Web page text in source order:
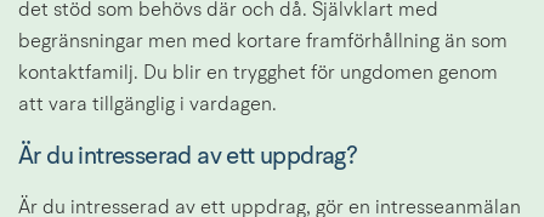
det stöd som behövs där och då. Självklart med
begränsningar men med kortare framförhållning än som
kontaktfamilj. Du blir en trygghet för ungdomen genom
att vara tillgänglig i vardagen.
Är du intresserad av ett uppdrag?
Är du intresserad av ett uppdrag, gör en intresseanmälan